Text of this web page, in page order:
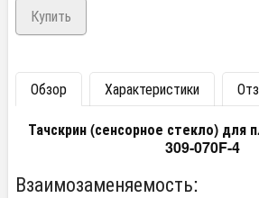
Обзор Характеристики
Тачскрин (сенсорное стекло) для
309-070F-4
Взаимозаменяемость: